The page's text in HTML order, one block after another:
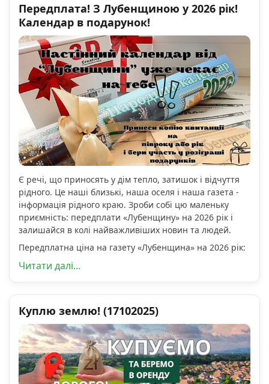
Передплата! З Лубенщиною у 2026 рік!
Календар в подарунок!
Є речі, що приносять у дім тепло, затишок і відчуття
рідного. Це наші близькі, наша оселя і наша газета -
інформація рідного краю. Зроби собі цю маленьку
приємність: передплати «Лубенщину» на 2026 рік і
залишайся в колі найважливіших новин та людей.
Передплатна ціна на газету «Лубенщина» на 2026 рік:
Читати далі...
Куплю землю! (17102025)